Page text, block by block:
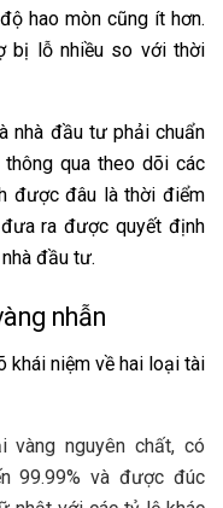
hao mòn cũng ít hơn.
bị lỗ nhiều so với thời
nhà đầu tư phải chuẩn
qua theo dõi các
được đâu là thời điểm
ra được quyết định
đầu tư.
nhẫn
khái niệm về hai loại tài
nguyên chất, có
99.99% và được đúc